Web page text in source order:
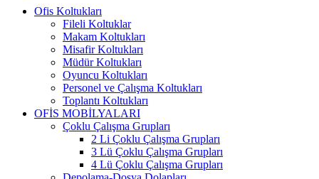
Ofis Koltukları
Fileli Koltuklar
Makam Koltukları
Misafir Koltukları
Müdür Koltukları
Oyuncu Koltukları
Personel ve Çalışma Koltukları
Toplantı Koltukları
OFİS MOBİLYALARI
Çoklu Çalışma Grupları
2 Li Çoklu Çalışma Grupları
3 Lü Çoklu Çalışma Grupları
4 Lü Çoklu Çalışma Grupları